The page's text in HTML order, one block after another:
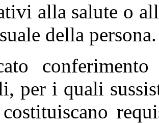
alla salute o
della persona.
per i quali